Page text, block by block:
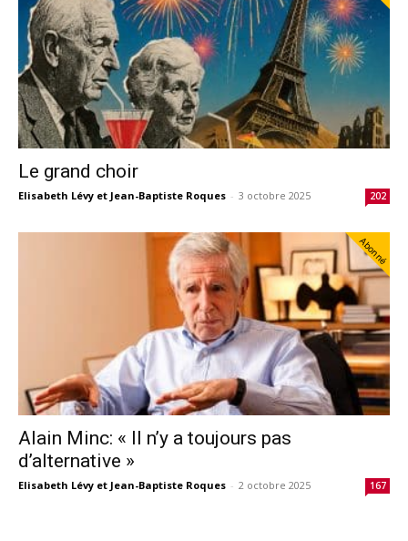
Le grand choir
Elisabeth Lévy et Jean-Baptiste Roques - 3 octobre 2025 202
Abonné
Alain Minc: « Il n’y a toujours pas
d’alternative »
Elisabeth Lévy et Jean-Baptiste Roques - 2 octobre 2025 167